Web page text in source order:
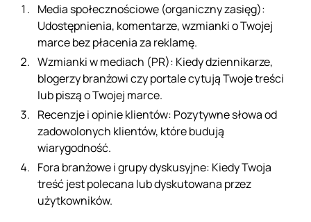
Media społecznościowe (organiczny zasięg):
Udostępnienia, komentarze, wzmianki o Twojej
marce bez płacenia za reklamę.
Wzmianki w mediach (PR): Kiedy dziennikarze,
blogerzy branżowi czy portale cytują Twoje treści
lub piszą o Twojej marce.
Recenzje i opinie klientów: Pozytywne słowa od
zadowolonych klientów, które budują
wiarygodność.
Fora branżowe i grupy dyskusyjne: Kiedy Twoja
treść jest polecana lub dyskutowana przez
użytkowników.